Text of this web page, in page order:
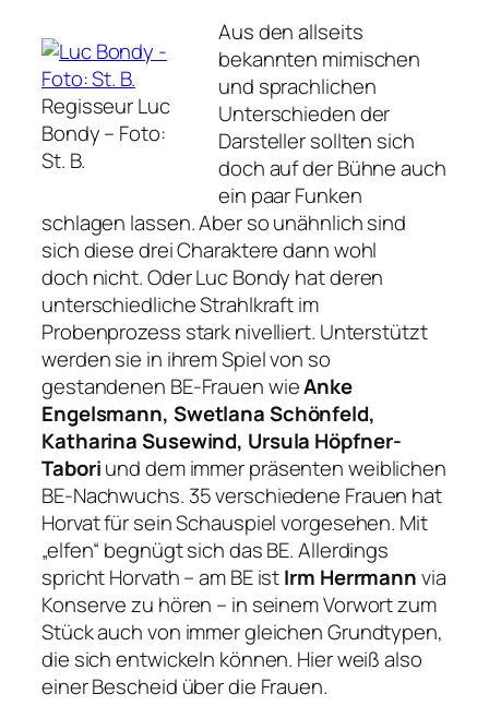
Regisseur Luc
Bondy – Foto:
St. B.
Aus den allseits
bekannten mimischen
und sprachlichen
Unterschieden der
Darsteller sollten sich
doch auf der Bühne auch
ein paar Funken
schlagen lassen. Aber so unähnlich sind
sich diese drei Charaktere dann wohl
doch nicht. Oder Luc Bondy hat deren
unterschiedliche Strahlkraft im
Probenprozess stark nivelliert. Unterstützt
werden sie in ihrem Spiel von so
gestandenen BE-Frauen wieAnke
Engelsmann, Swetlana Schönfeld,
Katharina Susewind, Ursula Höpfner-
Taboriund dem immer präsenten weiblichen
BE-Nachwuchs. 35 verschiedene Frauen hat
Horvat für sein Schauspiel vorgesehen. Mit
„elfen“ begnügt sich das BE. Allerdings
spricht Horvath – am BE istIrm Herrmannvia
Konserve zu hören – in seinem Vorwort zum
Stück auch von immer gleichen Grundtypen,
die sich entwickeln können. Hier weiß also
einer Bescheid über die Frauen.